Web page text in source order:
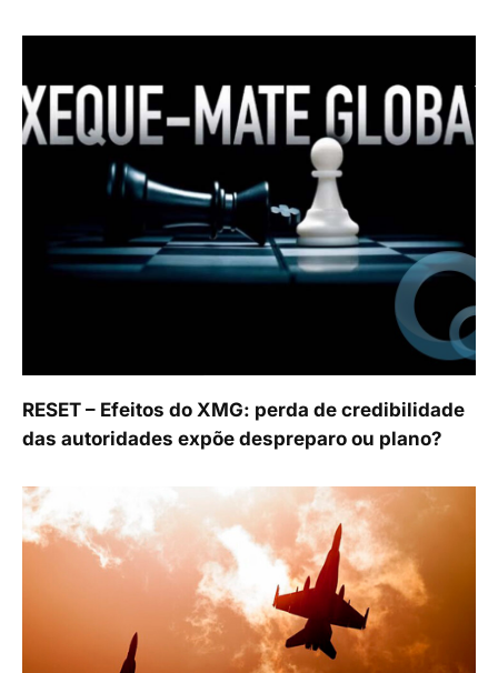
RESET – Efeitos do XMG: perda de credibilidade
das autoridades expõe despreparo ou plano?